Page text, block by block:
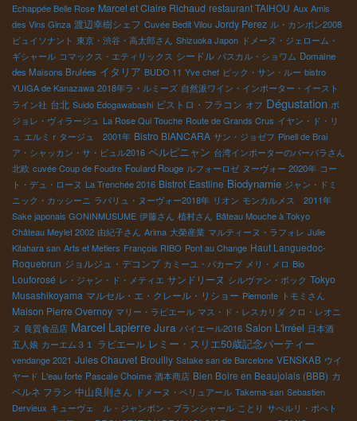
Echappée Belle Rose Marcel et Claire Richaud restaurant TAIHOU Aux Amis
des Vins Ginza 渡辺幸樹シェフ Cuvée Bedit Vilou Jordy Perez ル・カンボン2008
ビュイソナント 東京・渋谷・高太郎さん Shizuoka Japon ドメーヌ・ジェローム・
ギシャール コマックス・エティリックス シードル パスカル・ショワム Domaine
des Maisons Brulées イタリア BUDO 11 Yve chef ピック・サン・ルー bistro
YUIGA de Kanazawa 2018年ラ・ルミーズ 自然派ワイン・インポーター・イースト
ライン社 台北 Suido Edogawabashi ビストロ・フラコン オフ Dégustation ボ
ジョレ・ヴィラージュ La Rose Qui Touche Route de Grands Crus イヤン・ド・リ
ュ エルミｒタージュ 2001年 Bistro BIANCARA サン・ジョゼフ Pinell de Brai
ア・シャッカン・サ・ビュル2016 ペルピニャン 台湾インポーターのバーバラさん
北欧 cuvée Coup de Foudre Foulard Rouge ルフォーロゼ ヌーヴォー 2020年 コー
ト・デュ・ローヌ La Trenchée 2016 Bistrot Eastline Biodynamie ジャン・ドミ
ニック・カッシーニ ラパリュ・ヌーヴォー2018年 リオン モンカルメス 2011年
Sake japonais GONINMUSUME 伊藤さん 植村さん Bâteau Mouche à Tokyo
Château Meylet 2002 由紀子さん Arima 大榮産業 マルティーヌ・ラフォレ Julie
Kitahara san Arts et Metiers François RIBO Pont au Change Haut Languedoc-
Roquebrun ジョルジュ・デコンブ カミーユ・バカーブ メリ・メロ Bio
Louforosé レ・ジャン・ド・メティエ サンドリーヌ シルヴァン・ボック Tokyo
Musashikoyama マルセル・エ・クレール・リショー Piemonte トモミさん
Maison Pierre Overnoy マリー・ラピエール マス・ド・レスカリダ クロ・レオニ
ヌ 良質食品店 Marcel Lapierre Jura バイエール2016 Salon L'irréel 日本酒
五人娘 カーエム３１ ラピエール レミー・スリエ50歳記念パーティー
vendange 2021 Jules Chauvet Brouilly Satake san de Barcelone VENSKAB ウイ
ヤード L'eau forte Pascale Choime 酒本商店 Bien Boire en Beaujolais (BBB) カ
ベルネ フラン 中山良則さん ドメーヌ・ベリュアール Takema-san Sebastien
Dervieux キューヴェ ル・ジャンボン・ブランシャール ことり サぺルリ・ポぺト